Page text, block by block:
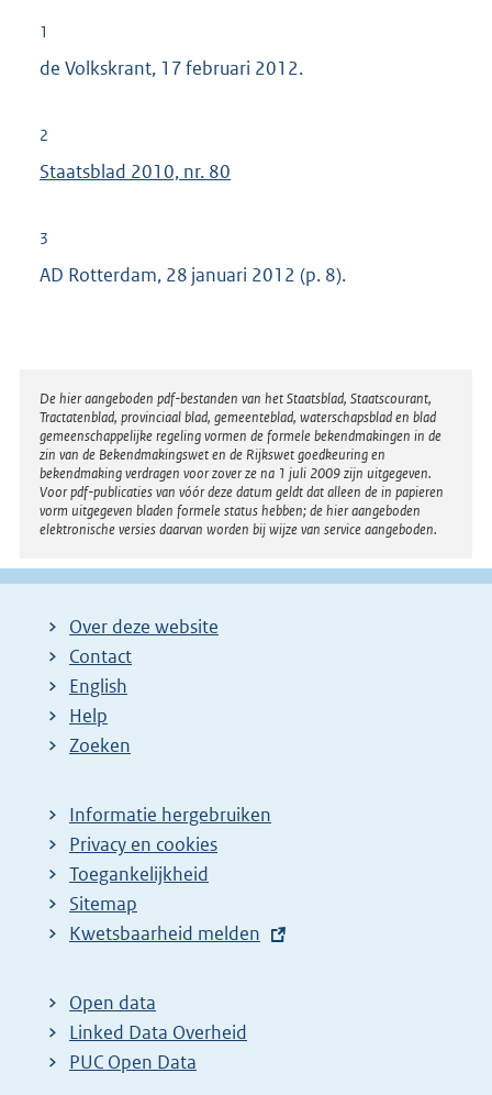
1
de Volkskrant, 17 februari 2012.
2
Staatsblad 2010, nr. 80
3
AD Rotterdam, 28 januari 2012 (p. 8).
Disclaimer
De hier aangeboden pdf-bestanden van het Staatsblad, Staatscourant,
Tractatenblad, provinciaal blad, gemeenteblad, waterschapsblad en blad
gemeenschappelijke regeling vormen de formele bekendmakingen in de
zin van de Bekendmakingswet en de Rijkswet goedkeuring en
bekendmaking verdragen voor zover ze na 1 juli 2009 zijn uitgegeven.
Voor pdf-publicaties van vóór deze datum geldt dat alleen de in papieren
vorm uitgegeven bladen formele status hebben; de hier aangeboden
elektronische versies daarvan worden bij wijze van service aangeboden.
Over deze website
Contact
English
Help
Zoeken
Informatie hergebruiken
Privacy en cookies
Toegankelijkheid
Sitemap
E
t
e
r
Kwetsbaarheid melden
Open data
Linked Data Overheid
PUC Open Data